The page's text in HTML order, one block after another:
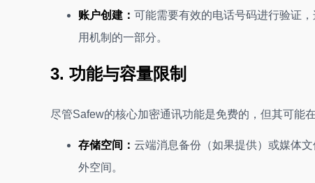
账户创建： 可能需要有效的电话号码进行验证
用机制的一部分。
3. 功能与容量限制
尽管Safew的核心加密通讯功能是免费的，但其可能
存储空间： 云端消息备份（如果提供）或媒体
外空间。